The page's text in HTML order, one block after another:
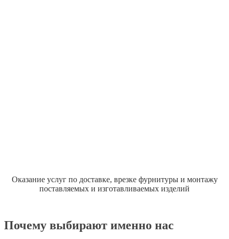
Оказание услуг по доставке, врезке фурнитуры и монтажу
поставляемых и изготавливаемых изделий
Почему выбирают именно нас